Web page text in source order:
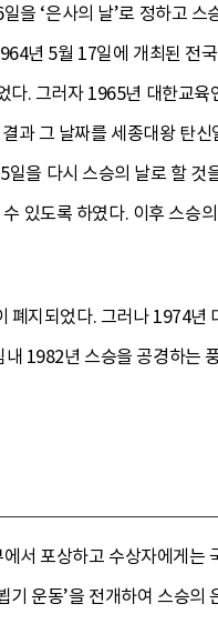
‘은사의 날’로 정하고
년 5월 17일에 개최된 전
. 그러자 1965년 대한교
과 그 날짜를 세종대왕 탄
을 다시 스승의 날로 할 것
있도록 하였다. 이후 스승
지되었다. 그러나 1974년
1982년 스승을 공경하는
서 포상하고 수상자에게는
운동’을 전개하여 스승